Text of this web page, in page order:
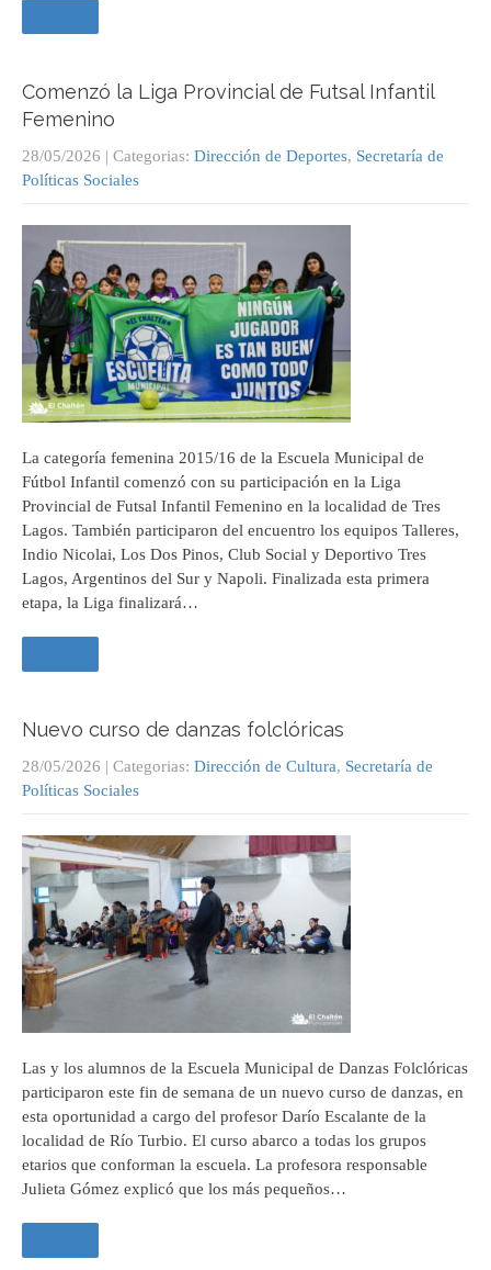
Comenzó la Liga Provincial de Futsal Infantil
Femenino
28/05/2026 | Categorias: Dirección de Deportes, Secretaría de
Políticas Sociales
La categoría femenina 2015/16 de la Escuela Municipal de
Fútbol Infantil comenzó con su participación en la Liga
Provincial de Futsal Infantil Femenino en la localidad de Tres
Lagos. También participaron del encuentro los equipos Talleres,
Indio Nicolai, Los Dos Pinos, Club Social y Deportivo Tres
Lagos, Argentinos del Sur y Napoli. Finalizada esta primera
etapa, la Liga finalizará…
Nuevo curso de danzas folclóricas
28/05/2026 | Categorias: Dirección de Cultura, Secretaría de
Políticas Sociales
Las y los alumnos de la Escuela Municipal de Danzas Folclóricas
participaron este fin de semana de un nuevo curso de danzas, en
esta oportunidad a cargo del profesor Darío Escalante de la
localidad de Río Turbio. El curso abarco a todas los grupos
etarios que conforman la escuela. La profesora responsable
Julieta Gómez explicó que los más pequeños…